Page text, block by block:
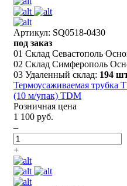
Артикул: SQ0518-0430
под заказ
01 Склад Севастополь
02 Склад Симферополь
03 Удаленный склад: 194
Термоусаживаемая трубка
(10 м/упак) TDM
Розничная цена
1 100 руб.
–
+